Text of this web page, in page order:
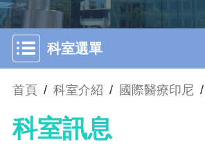
科室選單
首頁 / 科室介紹 / 國際醫療印尼 /
科室訊息